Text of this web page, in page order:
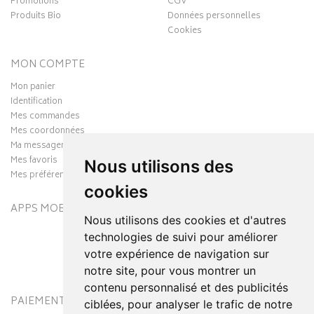
Nous utilisons des
cookies
Nous utilisons des cookies et d'autres
technologies de suivi pour améliorer
votre expérience de navigation sur
notre site, pour vous montrer un
contenu personnalisé et des publicités
ciblées, pour analyser le trafic de notre
Produits Bio
Données personnelles
Cookies
MON COMPTE
Mon panier
Identification
Mes commandes
Mes coordonnées
Ma messagerie
Mes favoris
Mes préférences Cookies
APPS MOBILES
PAIEMENT SÉCURISÉ MODES DE LIVRAISON